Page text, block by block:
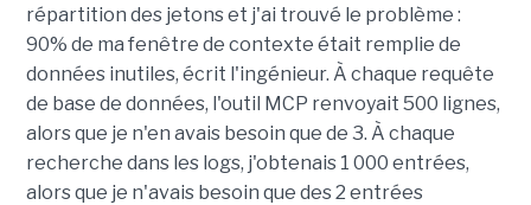
répartition des jetons et j'ai trouvé le problème :
90% de ma fenêtre de contexte était remplie de
données inutiles, écrit l'ingénieur. À chaque requête
de base de données, l'outil MCP renvoyait 500 lignes,
alors que je n'en avais besoin que de 3. À chaque
recherche dans les logs, j'obtenais 1 000 entrées,
alors que je n'avais besoin que des 2 entrées